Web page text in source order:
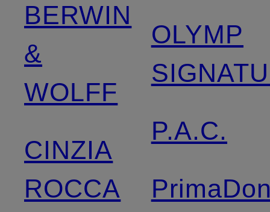
BERWIN
&
WOLFF
CINZIA
ROCCA
OLYMP
P.A.C.